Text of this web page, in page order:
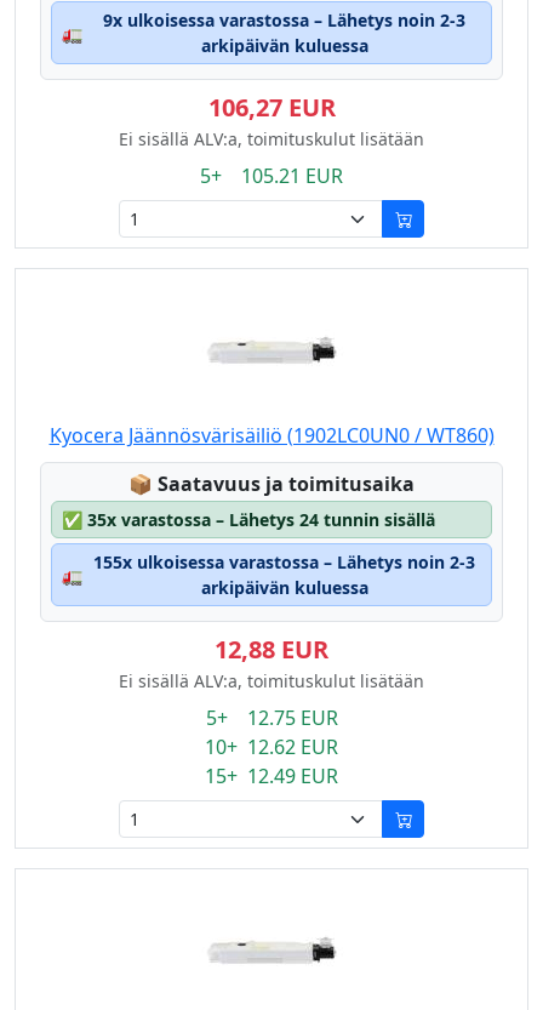
🚛
9x ulkoisessa varastossa – Lähetys noin 2-3
arkipäivän kuluessa
106,27 EUR
Ei sisällä ALV:a, toimituskulut lisätään
5+ 105.21 EUR
Kyocera Jäännösvärisäiliö (1902LC0UN0 / WT860)
📦 Lagerstatus:
Saatavuus ja toimitusaika
✅ 35x varastossa – Lähetys 24 tunnin sisällä
🚛
155x ulkoisessa varastossa – Lähetys noin 2-3
arkipäivän kuluessa
12,88 EUR
Ei sisällä ALV:a, toimituskulut lisätään
5+ 12.75 EUR
10+ 12.62 EUR
15+ 12.49 EUR